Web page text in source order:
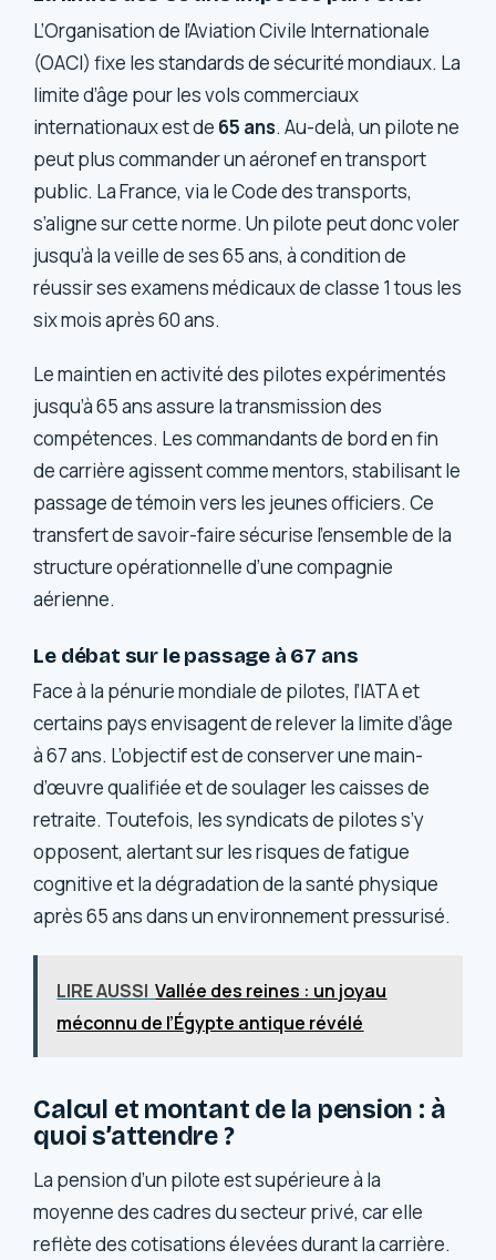
L’Organisation de l’Aviation Civile Internationale
(OACI) fixe les standards de sécurité mondiaux. La
limite d’âge pour les vols commerciaux
internationaux est de 65 ans. Au-delà, un pilote ne
peut plus commander un aéronef en transport
public. La France, via le Code des transports,
s’aligne sur cette norme. Un pilote peut donc voler
jusqu’à la veille de ses 65 ans, à condition de
réussir ses examens médicaux de classe 1 tous les
six mois après 60 ans.
Le maintien en activité des pilotes expérimentés
jusqu’à 65 ans assure la transmission des
compétences. Les commandants de bord en fin
de carrière agissent comme mentors, stabilisant le
passage de témoin vers les jeunes officiers. Ce
transfert de savoir-faire sécurise l’ensemble de la
structure opérationnelle d’une compagnie
aérienne.
Le débat sur le passage à 67 ans
Face à la pénurie mondiale de pilotes, l’IATA et
certains pays envisagent de relever la limite d’âge
à 67 ans. L’objectif est de conserver une main-
d’œuvre qualifiée et de soulager les caisses de
retraite. Toutefois, les syndicats de pilotes s’y
opposent, alertant sur les risques de fatigue
cognitive et la dégradation de la santé physique
après 65 ans dans un environnement pressurisé.
LIRE AUSSI Vallée des reines : un joyau
méconnu de l’Égypte antique révélé
Calcul et montant de la pension : à
quoi s’attendre ?
La pension d’un pilote est supérieure à la
moyenne des cadres du secteur privé, car elle
reflète des cotisations élevées durant la carrière.